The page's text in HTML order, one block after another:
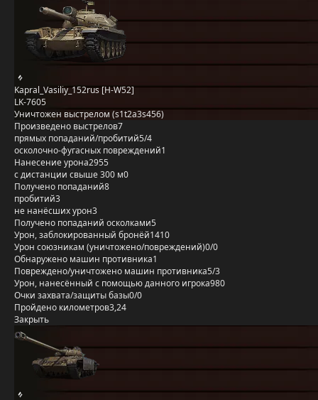
Kapral_Vasiliy_152rus [H-W52]
LK-7605
Уничтожен выстрелом (s1t2a3s456)
Произведено выстрелов7
прямых попаданий/пробитий5/4
осколочно-фугасных повреждений1
Нанесение урона2955
с дистанции свыше 300 м0
Получено попаданий8
пробитий3
не нанёсших урон3
Получено попаданий осколками5
Урон, заблокированный бронёй1410
Урон союзникам (уничтожено/повреждений)0/0
Обнаружено машин противника1
Повреждено/уничтожено машин противника5/3
Урон, нанесённый с помощью данного игрока980
Очки захвата/защиты базы0/0
Пройдено километров3,24
Закрыть